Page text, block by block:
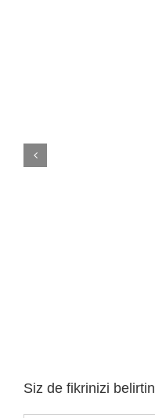
Siz de fikrinizi belirtin